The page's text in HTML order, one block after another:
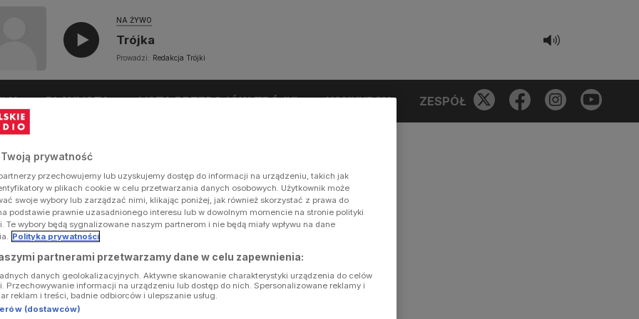
NA ŻYWO
Trójka
Prowadzi: Redakcja Trójki
PLAYLISTA LISTA PRZEBOJÓW TRÓJKI KONKURSY ZESPÓŁ
Twoją prywatność
przechowujemy lub uzyskujemy dostęp do informacji na urządzeniu, takich jak
w plikach cookie w celu przetwarzania danych osobowych. Użytkownik może
swoje wybory lub zarządzać nimi, klikając poniżej, jak również skorzystać z prawa do
podstawie prawnie uzasadnionego interesu lub w dowolnym momencie na stronie polityki
Te wybory będą sygnalizowane naszym partnerom i nie będą miały wpływu na dane
Polityka prywatności
partnerami przetwarzamy dane w celu zapewnienia:
danych geolokalizacyjnych. Aktywne skanowanie charakterystyki urządzenia do celów
Przechowywanie informacji na urządzeniu lub dostęp do nich. Spersonalizowane reklamy i
reklam i treści, badnie odbiorców i ulepszanie usług.
(dostawców)